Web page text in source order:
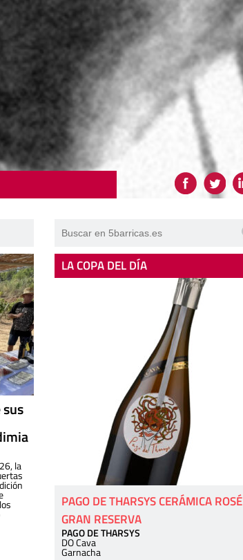
la
LA COPA DEL DÍA
PAGO DE THARSYS CERÁMICA ROSÉ
GRAN RESERVA
PAGO DE THARSYS
DO Cava
Garnacha